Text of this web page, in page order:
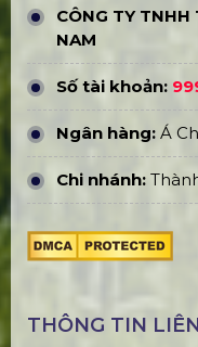
CÔNG TY TNHH
NAM
Số tài khoản:
Ngân hàng: Á
Chi nhánh:
THÔNG TIN